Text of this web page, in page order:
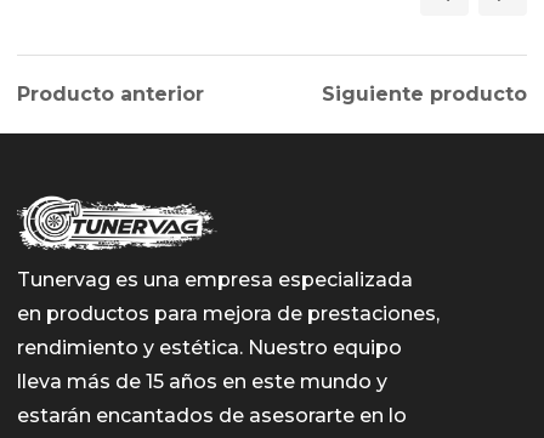
Producto anterior Siguiente producto
Tunervag es una empresa especializada
en productos para mejora de prestaciones,
rendimiento y estética. Nuestro equipo
lleva más de 15 años en este mundo y
estarán encantados de asesorarte en lo